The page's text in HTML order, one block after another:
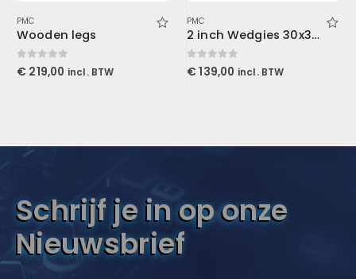
PMC
Wooden legs
0out of 5
€ 219,00 incl. BTW
PMC
2 inch Wedgies 30x30x5cm, Purple
0out of 5
€ 139,00 incl. BTW
Schrijf je in op onze
Nieuwsbrief